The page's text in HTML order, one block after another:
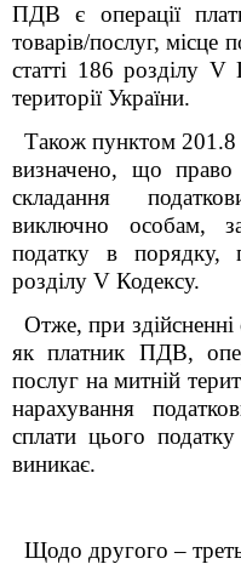
ПДВ є операції
товарів/послуг, місце
статті 186 розділу
території України.
Також пунктом 201.8
визначено, що право
складання
виключно особам,
податку в порядку,
розділу V Кодексу.
Отже, при
як платник ПДВ,
послуг на митній
нарахування
сплати цього
виникає.
Щодо другого –